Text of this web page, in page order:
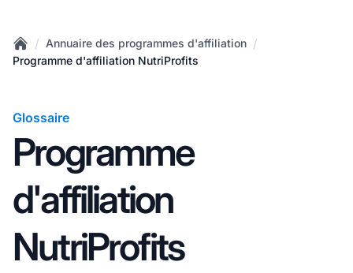
Home
/ Annuaire des programmes d'affiliation /
Programme d'affiliation NutriProfits
Glossaire
Programme
d'affiliation
NutriProfits